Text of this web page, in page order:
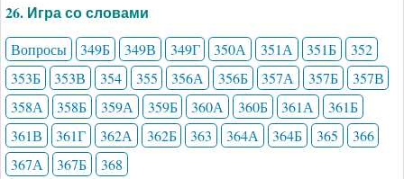
26. Игра со словами
Вопросы 349Б 349В 349Г 350А 351А 351Б
352
353Б
353В 354 355 356А 356Б 357А 357Б
357В
358А
358Б 359А 359Б 360А 360Б 361А
361Б
361В
361Г 362А 362Б 363 364А 364Б 365
366
367А
367Б 368